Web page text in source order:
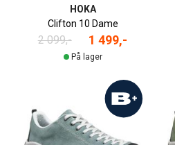
HOKA
Clifton 10 Dame
2 099,- 1 499,-
På lager